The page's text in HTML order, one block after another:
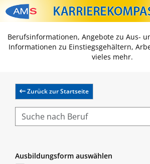
Zum
Zum
Zur
Zur
Berufsinformationen, Angebote zu Aus-
Informationen zu Einstiegsgehältern,
vieles mehr.
Zurück zur Startseite
Ausbildungsform auswählen